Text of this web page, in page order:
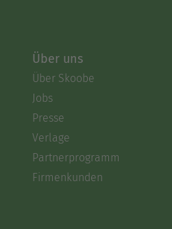
Über uns
Über Skoobe
Jobs
Presse
Verlage
Partnerprogramm
Firmenkunden